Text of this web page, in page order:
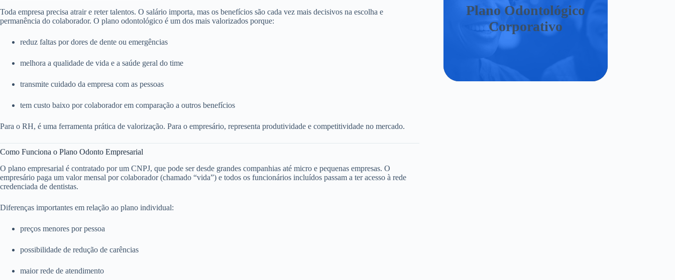
Toda empresa precisa atrair e reter talentos. O salário importa, mas os benefícios são cada vez mais decisivos na escolha e
permanência do colaborador. O plano odontológico é um dos mais valorizados porque:
reduz faltas por dores de dente ou emergências
melhora a qualidade de vida e a saúde geral do time
transmite cuidado da empresa com as pessoas
tem custo baixo por colaborador em comparação a outros benefícios
Para o RH, é uma ferramenta prática de valorização. Para o empresário, representa produtividade e competitividade no mercado.
Como Funciona o Plano Odonto Empresarial
O plano empresarial é contratado por um CNPJ, que pode ser desde grandes companhias até micro e pequenas empresas. O
empresário paga um valor mensal por colaborador (chamado “vida”) e todos os funcionários incluídos passam a ter acesso à rede
credenciada de dentistas.
Diferenças importantes em relação ao plano individual:
preços menores por pessoa
possibilidade de redução de carências
maior rede de atendimento
Plano Odontológico
Corporativo